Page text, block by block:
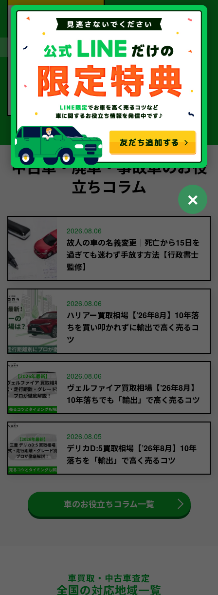
完了！
書類手続きを経て、
当社から指定口座へ
お振込いたします。
中古車・廃車・事故車のお役
立ちコラム
2026.08.06
故人の車の名義変更｜死亡から15日を
過ぎても迷わず手放す方法【行政書士
監修】
2026.08.06
ハリアー買取相場【’26年8月】10年落
ちを買い叩かれずに輸出で高く売るコ
ツ
2026.08.06
ヴェルファイア買取相場【’26年8月】
10年落ちでも「輸出」で高く売るコツ
2026.08.05
デリカD:5買取相場【’26年8月】10年
落ちを「輸出」で高く売るコツ
車のお役立ちコラム一覧
車買取・中古車査定
全国の対応地域一覧
✕